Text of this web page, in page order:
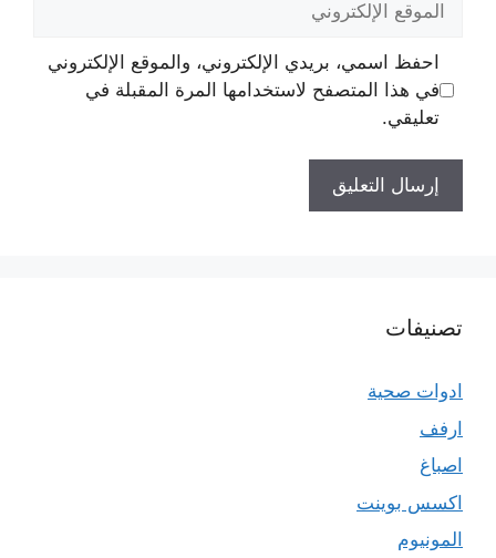
الإلكتروني
احفظ اسمي، بريدي الإلكتروني، والموقع الإلكتروني
في هذا المتصفح لاستخدامها المرة المقبلة في
تعليقي.
تصنيفات
ادوات صحية
ارفف
اصباغ
اكسس بوينت
المونيوم